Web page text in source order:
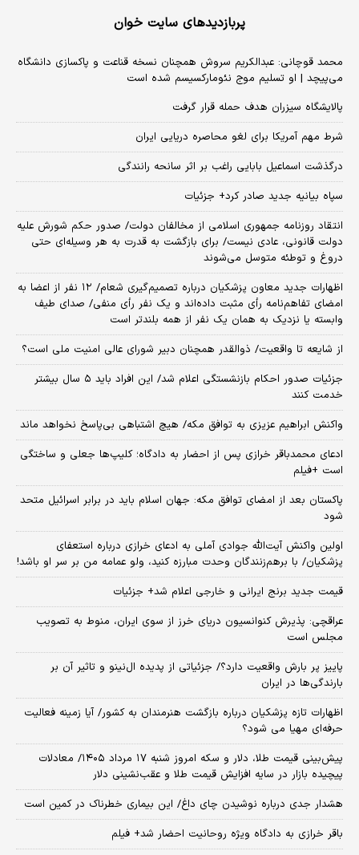
پربازدیدهای سایت خوان
محمد قوچانی: عبدالکریم سروش همچنان نسخه قناعت و پاکسازی دانشگاه
می‌پیچد | او تسلیم موج نئومارکسیسم شده است
پالایشگاه سیزران هدف حمله قرار گرفت
شرط مهم آمریکا برای لغو محاصره دریایی ایران
درگذشت اسماعیل بابایی راغب بر اثر سانحه رانندگی
سپاه بیانیه جدید صادر کرد+ جزئیات
انتقاد روزنامه جمهوری اسلامی از مخالفان دولت/ صدور حکم شورش علیه
دولت قانونی، عادی نیست/ برای بازگشت به قدرت به هر وسیله‌ای حتی
دروغ و توطئه متوسل می‌شوند
اظهارات جدید معاون پزشکیان درباره تصمیم‌گیری شعام/ ۱۲ نفر از اعضا به
امضای تفاهم‌نامه رأی مثبت داده‌اند و یک نفر رأی منفی/ صدای طیف
وابسته یا نزدیک به همان یک نفر از همه بلندتر است
از شایعه تا واقعیت/ ذوالقدر همچنان دبیر شورای ‌عالی امنیت ملی است؟
جزئیات صدور احکام بازنشستگی اعلام شد/ این افراد باید ۵ سال بیشتر
خدمت کنند
واکنش ابراهیم عزیزی به توافق مکه/ هیچ اشتباهی بی‌پاسخ نخواهد ماند
ادعای محمدباقر خرازی پس از احضار به دادگاه؛ کلیپ‌ها جعلی و ساختگی
است +فیلم
پاکستان بعد از امضای توافق مکه: جهان اسلام باید در برابر اسرائیل متحد
شود
اولین واکنش آیت‌الله جوادی آملی به ادعای خرازی درباره استعفای
پزشکیان/ با برهم‌زنندگان وحدت مبارزه کنید، ولو عمامه من بر سر او باشد!
قیمت جدید برنج ایرانی و خارجی اعلام شد+ جزئیات
عراقچی: پذیرش کنوانسیون دریای خرز از سوی ایران، منوط به تصویب
مجلس است
پاییز پر بارش واقعیت دارد؟/ جزئیاتی از پدیده ال‌نینو و تاثیر آن بر
بارندگی‌ها در ایران
اظهارات تازه پزشکیان درباره بازگشت هنرمندان به کشور/ آیا زمینه فعالیت
حرفه‌ای مهیا می شود؟
پیش‌بینی قیمت طلا، دلار و سکه امروز شنبه ۱۷ مرداد ۱۴۰۵/ معادلات
پیچیده بازار در سایه افزایش قیمت طلا و عقب‌نشینی دلار
هشدار جدی درباره نوشیدن چای داغ/ این بیماری خطرناک در کمین است
باقر خرازی به دادگاه ویژه روحانیت احضار شد+ فیلم